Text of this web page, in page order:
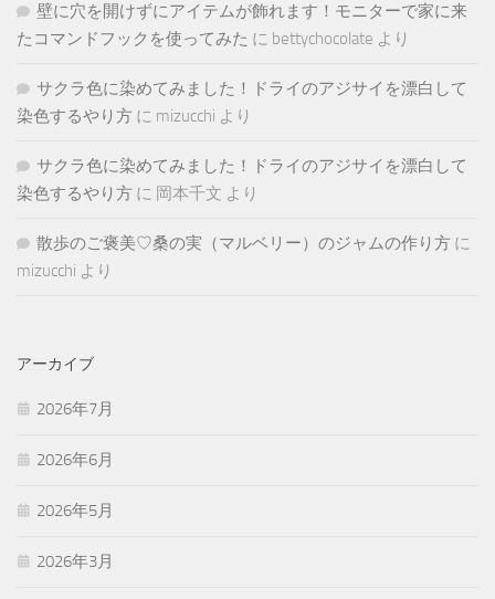
壁に穴を開けずにアイテムが飾れます！モニターで家に来
たコマンドフックを使ってみた に bettychocolate より
サクラ色に染めてみました！ドライのアジサイを漂白して
染色するやり方 に mizucchi より
サクラ色に染めてみました！ドライのアジサイを漂白して
染色するやり方 に 岡本千文 より
散歩のご褒美♡桑の実（マルベリー）のジャムの作り方 に
mizucchi より
アーカイブ
2026年7月
2026年6月
2026年5月
2026年3月